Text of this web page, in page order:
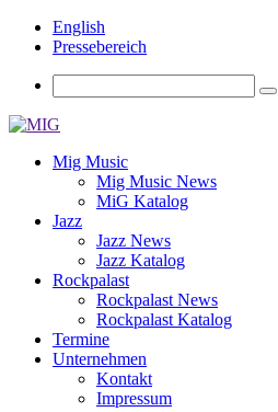
English
Pressebereich
Mig Music
Mig Music News
MiG Katalog
Jazz
Jazz News
Jazz Katalog
Rockpalast
Rockpalast News
Rockpalast Katalog
Termine
Unternehmen
Kontakt
Impressum